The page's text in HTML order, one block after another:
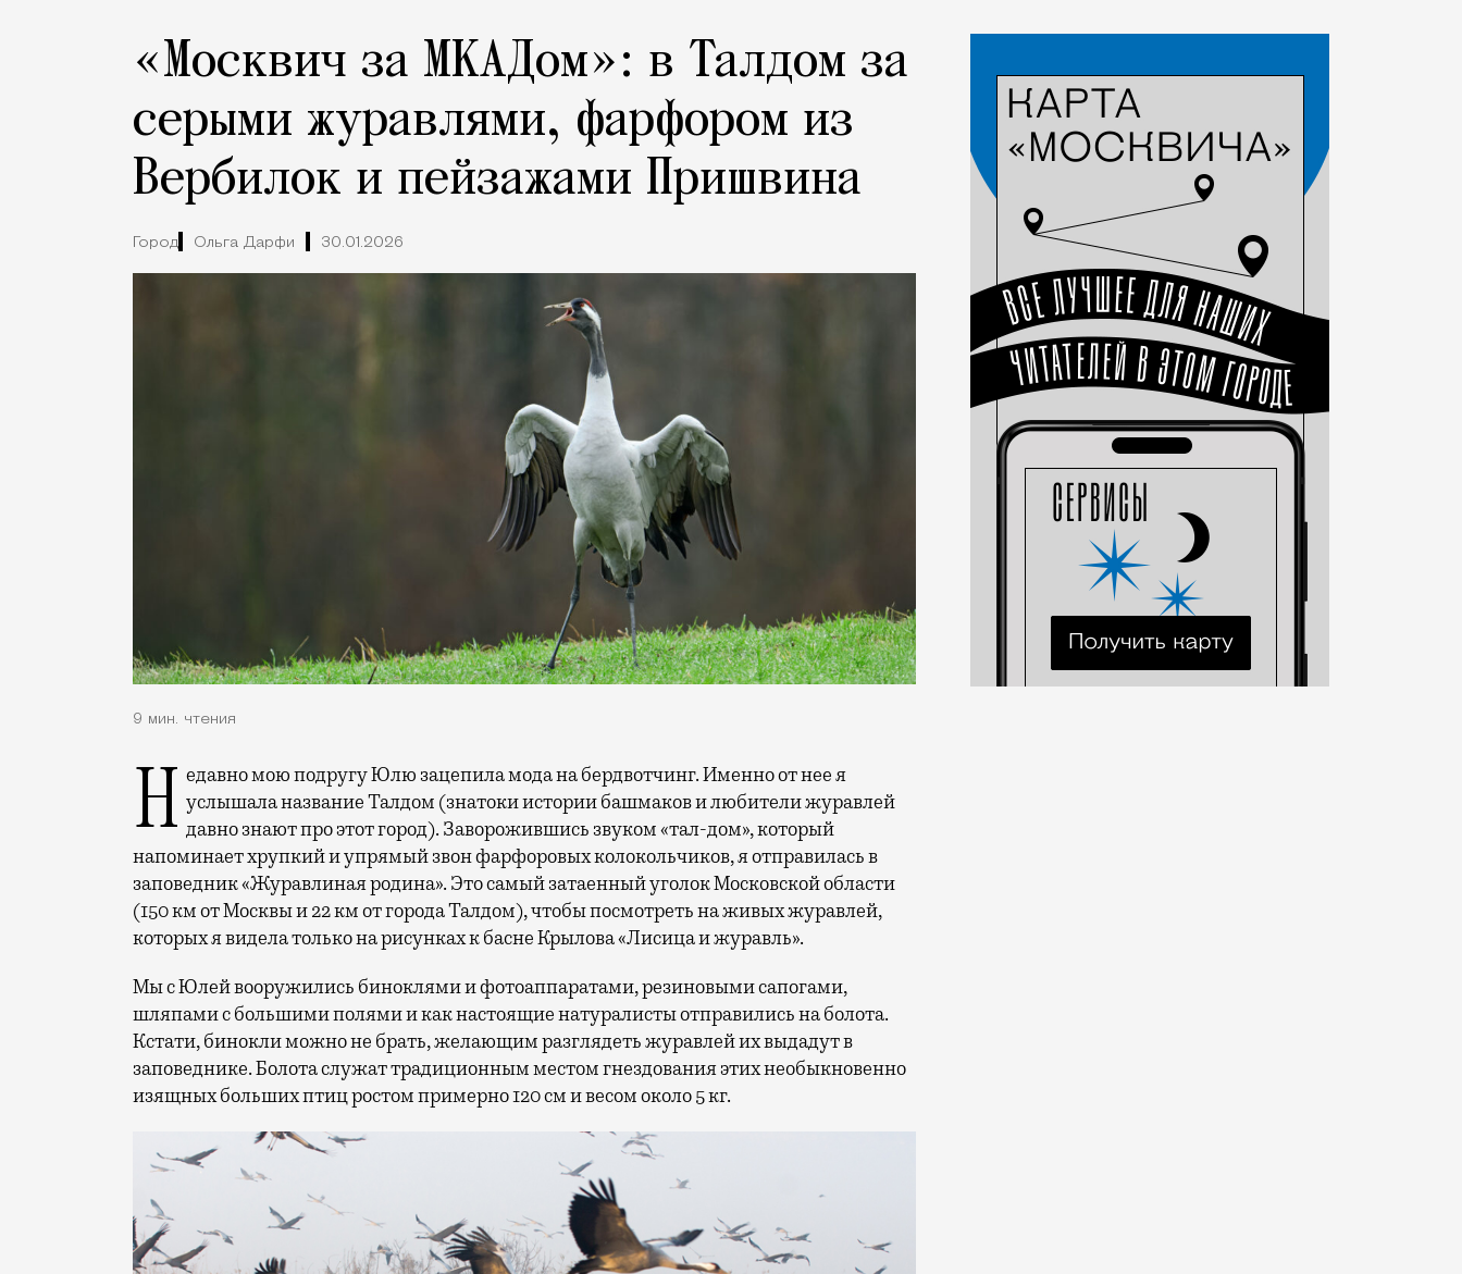
«Москвич за МКАДом»: в Талдом за
серыми журавлями, фарфором из
Вербилок и пейзажами Пришвина
Город Ольга Дарфи 30.01.2026
9 мин. чтения
Недавно мою подругу Юлю зацепила мода на бердвотчинг. Именно от нее я услышала название Талдом (знатоки истории башмаков и любители журавлей
давно знают про этот город). Заворожившись звуком «тал-дом», который
напоминает хрупкий и упрямый звон фарфоровых колокольчиков, я отправилась в
заповедник «Журавлиная родина». Это самый затаенный уголок Московской области
(150 км от Москвы и 22 км от города Талдом), чтобы посмотреть на живых журавлей,
которых я видела только на рисунках к басне Крылова «Лисица и журавль».
Мы с Юлей вооружились биноклями и фотоаппаратами, резиновыми сапогами,
шляпами с большими полями и как настоящие натуралисты отправились на болота.
Кстати, бинокли можно не брать, желающим разглядеть журавлей их выдадут в
заповеднике. Болота служат традиционным местом гнездования этих необыкновенно
изящных больших птиц ростом примерно 120 см и весом около 5 кг.